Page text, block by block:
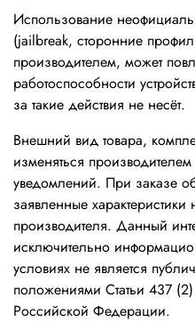
Использование
(jailbreak, сторонние
производителем, может
работоспособности
за такие действия не несёт.
Внешний вид товара,
изменяться
уведомлений. При заказе
заявленные
производителя. Данный
исключительно
условиях не является
положениями Статьи 437
Российской Федерации.